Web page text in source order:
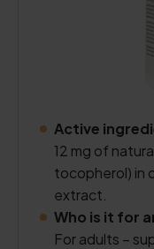
Active
12 mg of
tocopherol) in
extract.
Who is it for
For adults –